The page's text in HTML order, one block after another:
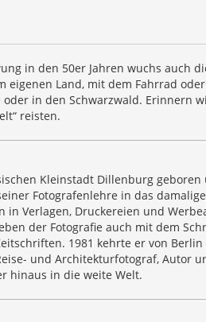
in den 50er Jahren wuchs auch
eigenen Land, mit dem Fahrrad
in den Schwarzwald. Erinnern
reisten.
Kleinstadt Dillenburg
Fotografenlehre in das
in Verlagen, Druckereien und
der Fotografie auch mit dem
1981 kehrte er von Berlin
und Architekturfotograf, Autor
hinaus in die weite Welt.